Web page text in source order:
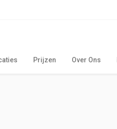
Prijzen Over Ons